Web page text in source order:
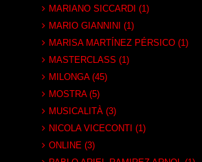
MARIANO SICCARDI (1)
MARIO GIANNINI (1)
MARISA MARTÍNEZ PÉRSICO (1)
MASTERCLASS (1)
MILONGA (45)
MOSTRA (5)
MUSICALITÀ (3)
NICOLA VICECONTI (1)
ONLINE (3)